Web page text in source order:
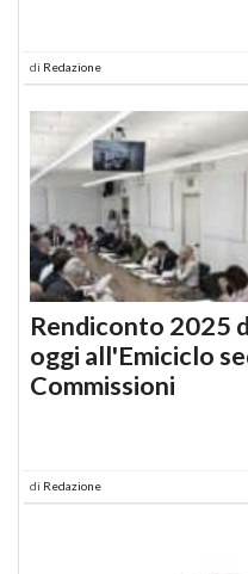
di Redazione
Rendiconto 2025
oggi all'Emiciclo
Commissioni
di Redazione